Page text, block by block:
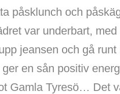
påsklunch och
var underbart,
jeansen och gå
en sån positiv
Gamla Tyresö… Det